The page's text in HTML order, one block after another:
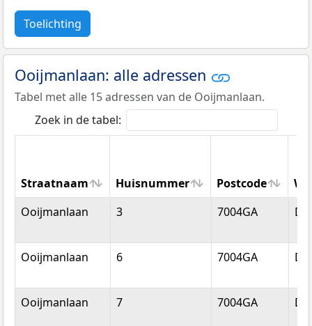
Toelichting
Ooijmanlaan: alle adressen
Tabel met alle 15 adressen van de Ooijmanlaan.
Zoek in de tabel:
Straatnaam Huisnummer Postcode
Straatnaam
Huisnummer Postcode
Ooijmanlaan 3 7004GA
Ooijmanlaan 6 7004GA
Ooijmanlaan 7 7004GA